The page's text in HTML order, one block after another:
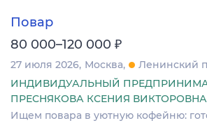
Повар
80 000–120 000 ₽
27 июля 2026 Москва
Ленинский
ИНДИВИДУАЛЬНЫЙ
ПРЕСНЯКОВА КСЕНИЯ ВИКТОРОВНА
Ищем повара в уютную кофейню: